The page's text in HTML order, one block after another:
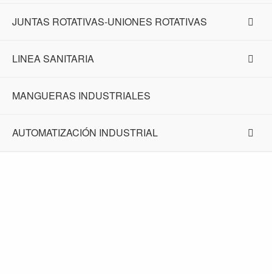
JUNTAS ROTATIVAS-UNIONES ROTATIVAS
LINEA SANITARIA
MANGUERAS INDUSTRIALES
AUTOMATIZACIÓN INDUSTRIAL